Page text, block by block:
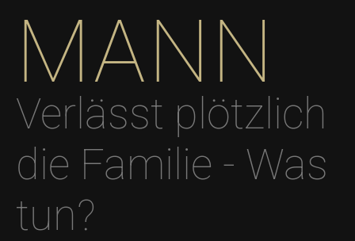
MANN
Verlässt plötzlich
die Familie - Was
tun?